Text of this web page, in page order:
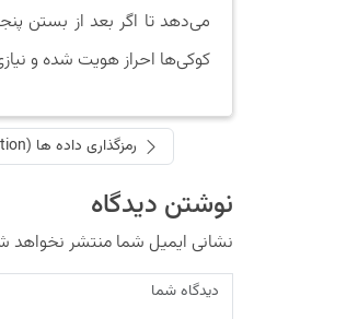
می‌دهد تا اگر بعد از بستن
کوکی‌ها احراز هویت شده و
رمزگذاری داده ها (Encryption) و انواع آن
نوشتن دیدگاه
نشانی ایمیل شما منتشر نخواهد